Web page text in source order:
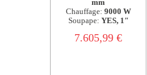
mm
Chauffage: 9000 W
Soupape: YES, 1″
7.605,99€